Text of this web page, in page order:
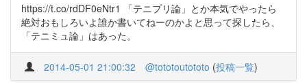
https://t.co/rdDF0eNtr1 「テニプリ論」とか本気でやったら
絶対おもしろいよ誰か書いてねーのかよと思って探したら、
「テニミュ論」はあった。
2014-05-01 21:00:32 @tototoutototo (投稿一覧)